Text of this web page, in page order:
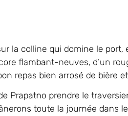
la colline qui domine le
flambant-neuves, d’un
repas bien arrosé de bière
prendre le
toute la journée dans